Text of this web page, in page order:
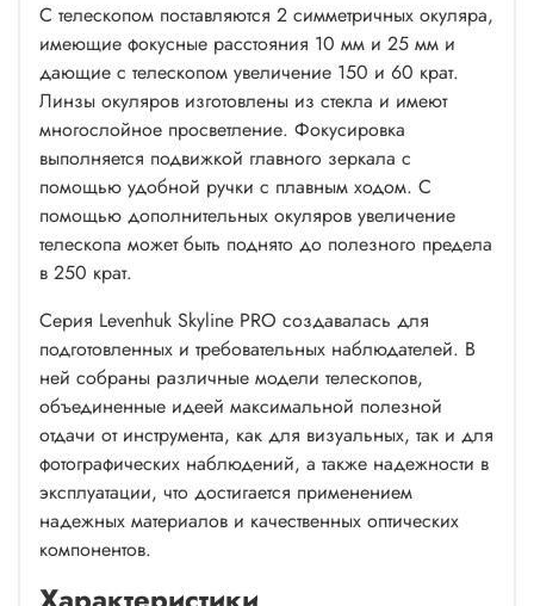
С телескопом поставляются 2 симметричных окуляра,
имеющие фокусные расстояния 10 мм и 25 мм и
дающие с телескопом увеличение 150 и 60 крат.
Линзы окуляров изготовлены из стекла и имеют
многослойное просветление. Фокусировка
выполняется подвижкой главного зеркала с
помощью удобной ручки с плавным ходом. С
помощью дополнительных окуляров увеличение
телескопа может быть поднято до полезного предела
в 250 крат.
Серия Levenhuk Skyline PRO создавалась для
подготовленных и требовательных наблюдателей. В
ней собраны различные модели телескопов,
объединенные идеей максимальной полезной
отдачи от инструмента, как для визуальных, так и для
фотографических наблюдений, а также надежности в
эксплуатации, что достигается применением
надежных материалов и качественных оптических
компонентов.